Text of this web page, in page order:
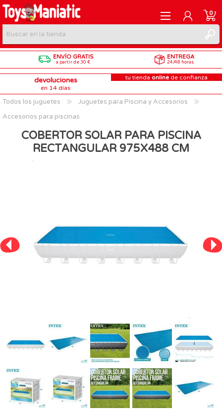
REGISTRARME
INICIAR SESIÓN
0
ENVÍO GRATIS
a partir de 30 €
ENTREGA
24/48 horas
devoluciones
en 14 días
tu tienda online de confianza
Todos los juguetes
Juguetes para Piscina y Accesorios
Accesorios para piscinas
COBERTOR SOLAR PARA PISCINA
RECTANGULAR 975X488 CM